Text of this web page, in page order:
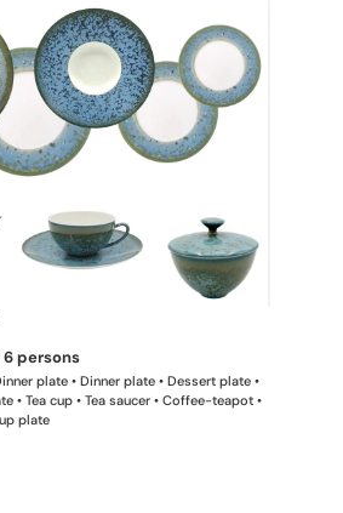
6 persons
plate • Dinner plate • Dessert plate •
• Tea cup • Tea saucer • Coffee-teapot •
plate